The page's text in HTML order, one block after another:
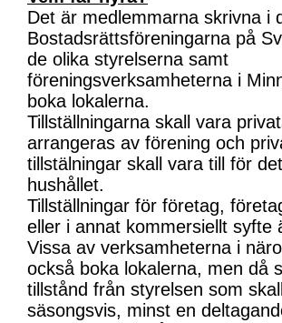
Det är medlemmarna skrivna i
Bostadsrättsföreningarna på
de olika styrelserna samt
föreningsverksamheterna i
boka lokalerna.
Tillställningarna skall vara
arrangeras av förening och
tillstälningar skall vara till för
hushållet.
Tillställningar för företag,
eller i annat kommersiellt syfte
Vissa av verksamheterna i
också boka lokalerna, men då
tillstånd från styrelsen som
säsongsvis, minst en